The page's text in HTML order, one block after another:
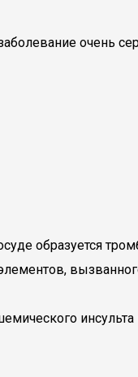
очень
образуется